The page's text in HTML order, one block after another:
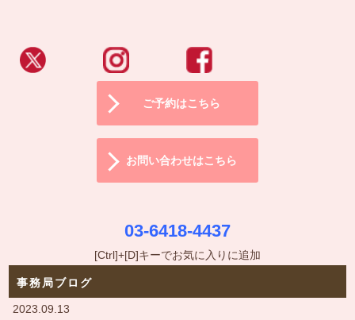
ご予約はこちら
お問い合わせはこちら
03-6418-4437
[Ctrl]+[D]キーでお気に入りに追加
事務局ブログ
2023.09.13